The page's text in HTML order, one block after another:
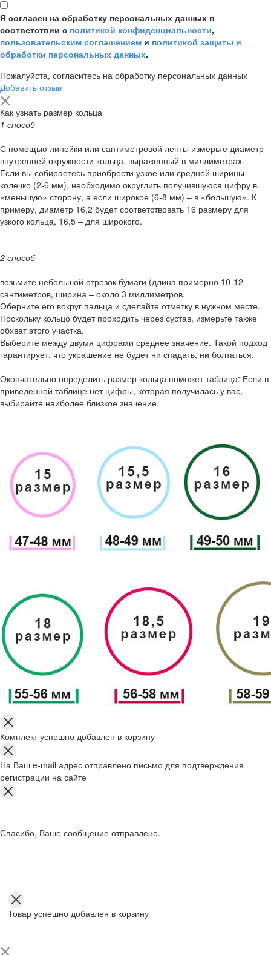
Я согласен на обработку персональных данных в
соответствии с политикой конфиденциальности,
пользовательским соглашением и политикой защиты и
обработки персональных данных.
Пожалуйста, согласитесь на обработку персональных данных
Добавить отзыв
Как узнать размер кольца
1 способ
С помощью линейки или сантиметровой ленты измерьте диаметр
внутренней окружности кольца, выраженный в миллиметрах.
Если вы собираетесь приобрести узкое или средней ширины
колечко (2-6 мм), необходимо округлить получившуюся цифру в
«меньшую» сторону, а если широкое (6-8 мм) – в «большую». К
примеру, диаметр 16,2 будет соответствовать 16 размеру для
узкого кольца, 16,5 – для широкого.
2 способ
возьмите небольшой отрезок бумаги (длина примерно 10-12
сантиметров, ширина – около 3 миллиметров.
Оберните его вокруг пальца и сделайте отметку в нужном месте.
Поскольку кольцо будет проходить через сустав, измерьте также
обхват этого участка.
Выберите между двумя цифрами среднее значение. Такой подход
гарантирует, что украшение не будет ни спадать, ни болтаться.
Окончательно определить размер кольца поможет таблица: Если в
приведенной таблице нет цифры, которая получилась у вас,
выбирайте наиболее близкое значение.
Комплект успешно добавлен в корзину
На Ваш e-mail адрес отправлено письмо для подтверждения
регистрации на сайте
Спасибо, Ваше сообщение отправлено.
Товар успешно добавлен в корзину